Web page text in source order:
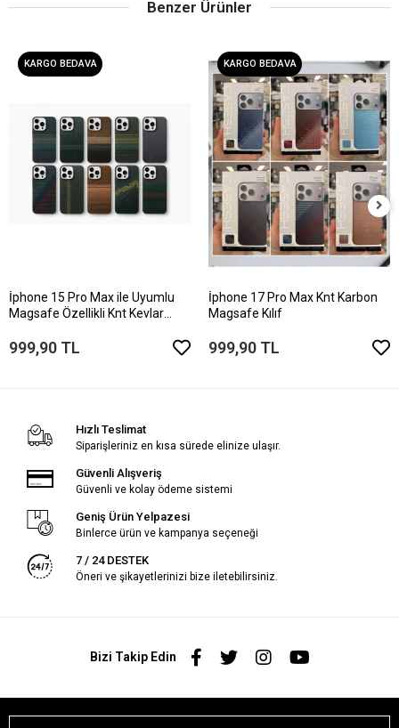
Benzer Ürünler
KARGO BEDAVA
İphone 15 Pro Max ile Uyumlu
Magsafe Özellikli Knt Kevlar
999,90 TL
KARGO BEDAVA
İphone 17 Pro Max Knt Karbon
Magsafe Kılıf
999,90 TL
Hızlı Teslimat
Siparişleriniz en kısa sürede elinize ulaşır.
Güvenli Alışveriş
Güvenli ve kolay ödeme sistemi
Geniş Ürün Yelpazesi
Binlerce ürün ve kampanya seçeneği
7 / 24 DESTEK
Öneri ve şikayetlerinizi bize iletebilirsiniz.
Bizi Takip Edin